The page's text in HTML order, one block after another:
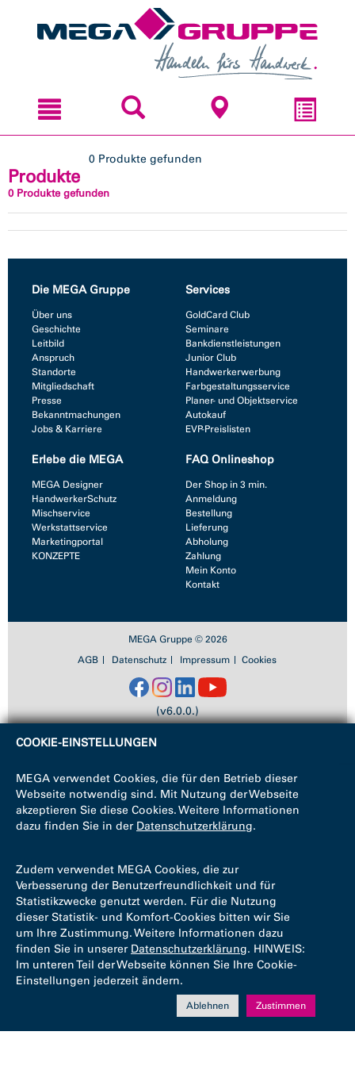
0 Produkte gefunden
Produkte
0 Produkte gefunden
Die MEGA Gruppe
Über uns
Geschichte
Leitbild
Anspruch
Standorte
Mitgliedschaft
Presse
Bekanntmachungen
Jobs & Karriere
Services
GoldCard Club
Seminare
Bankdienstleistungen
Junior Club
Handwerkerwerbung
Farbgestaltungsservice
Planer- und Objektservice
Autokauf
EVP-Preislisten
Erlebe die MEGA
MEGA Designer
HandwerkerSchutz
Mischservice
Werkstattservice
Marketingportal
KONZEPTE
FAQ Onlineshop
Der Shop in 3 min.
Anmeldung
Bestellung
Lieferung
Abholung
Zahlung
Mein Konto
Kontakt
MEGA Gruppe © 2026
AGB
Datenschutz Impressum Cookies
(v6.0.0.)
COOKIE-EINSTELLUNGEN
MEGA verwendet Cookies, die für den Betrieb dieser
Webseite notwendig sind. Mit Nutzung der Webseite
akzeptieren Sie diese Cookies. Weitere Informationen
dazu finden Sie in der Datenschutzerklärung.
Zudem verwendet MEGA Cookies, die zur
Verbesserung der Benutzerfreundlichkeit und für
Statistikzwecke genutzt werden. Für die Nutzung
dieser Statistik- und Komfort-Cookies bitten wir Sie
um Ihre Zustimmung. Weitere Informationen dazu
finden Sie in unserer Datenschutzerklärung. HINWEIS:
Im unteren Teil der Webseite können Sie Ihre Cookie-
Einstellungen jederzeit ändern.
Zustimmen
Ablehnen